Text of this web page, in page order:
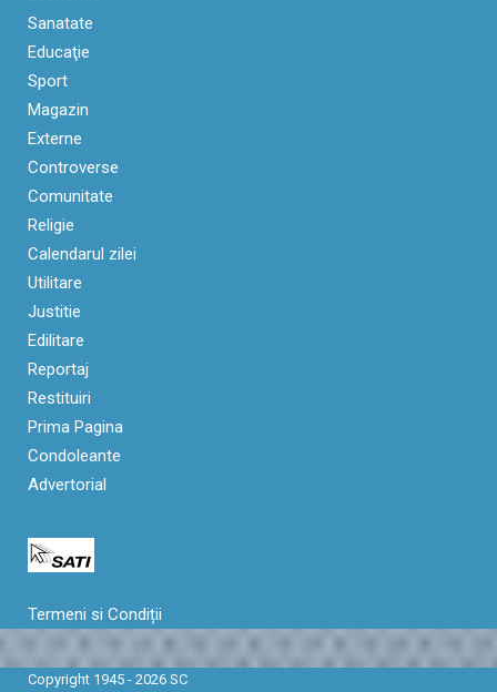
Sanatate
Educaţie
Sport
Magazin
Externe
Controverse
Comunitate
Religie
Calendarul zilei
Utilitare
Justitie
Edilitare
Reportaj
Restituiri
Prima Pagina
Condoleante
Advertorial
Termeni si Condiții
Copyright 1945 - 2026 SC